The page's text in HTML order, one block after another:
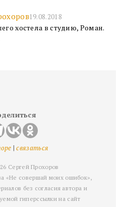
19.08.2018
хостела в студию, Роман.
|связаться
Сергей Прохоров
«Не совершай моих ошибок»,
без согласия автора и
гиперссылки на сайт